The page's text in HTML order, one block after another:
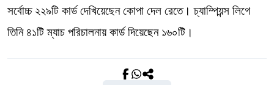
সর্বোচ্চ ২২৯টি কার্ড দেখিয়েছেন কোপা দেল রেতে। চ্যাম্পিয়ন্স লিগে
তিনি ৪১টি ম্যাচ পরিচালনায় কার্ড দিয়েছেন ১৬০টি।